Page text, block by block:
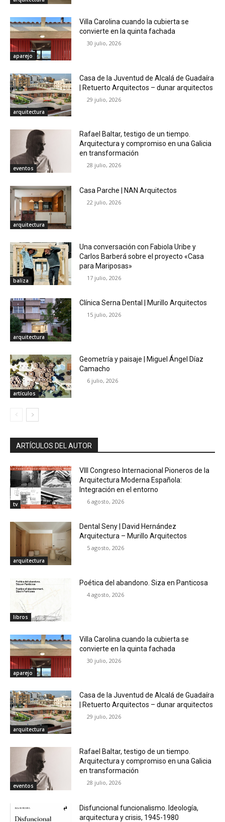
aparejo
Villa Carolina cuando la cubierta se
convierte en la quinta fachada
30 julio, 2026
arquitectura
Casa de la Juventud de Alcalá de Guadaíra
| Retuerto Arquitectos – dunar arquitectos
29 julio, 2026
eventos
Rafael Baltar, testigo de un tiempo.
Arquitectura y compromiso en una Galicia
en transformación
28 julio, 2026
arquitectura
Casa Parche | NAN Arquitectos
22 julio, 2026
baliza
Una conversación con Fabiola Uribe y
Carlos Barberá sobre el proyecto «Casa
para Mariposas»
17 julio, 2026
arquitectura
Clínica Serna Dental | Murillo Arquitectos
15 julio, 2026
artículos
Geometría y paisaje | Miguel Ángel Díaz
Camacho
6 julio, 2026
ARTÍCULOS DEL AUTOR
tv
VIII Congreso Internacional Pioneros de la
Arquitectura Moderna Española:
Integración en el entorno
6 agosto, 2026
arquitectura
Dental Seny | David Hernández
Arquitectura – Murillo Arquitectos
5 agosto, 2026
libros
Poética del abandono. Siza en Panticosa
4 agosto, 2026
aparejo
Villa Carolina cuando la cubierta se
convierte en la quinta fachada
30 julio, 2026
arquitectura
Casa de la Juventud de Alcalá de Guadaíra
| Retuerto Arquitectos – dunar arquitectos
29 julio, 2026
eventos
Rafael Baltar, testigo de un tiempo.
Arquitectura y compromiso en una Galicia
en transformación
28 julio, 2026
Disfuncional funcionalismo. Ideología,
arquitectura y crisis, 1945-1980